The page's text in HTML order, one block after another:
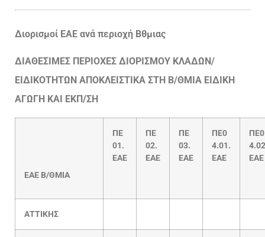
Διορισμοί ΕΑΕ ανά περιοχή Βθμιας
ΔΙΑΘΕΣΙΜΕΣ ΠΕΡΙΟΧΕΣ ΔΙΟΡΙΣΜΟΥ ΚΛΑΔΩΝ/
ΕΙΔΙΚΟΤΗΤΩΝ ΑΠΟΚΛΕΙΣΤΙΚΑ ΣΤΗ Β/ΘΜΙΑ ΕΙΔΙΚΗ
ΑΓΩΓΗ ΚΑΙ ΕΚΠ/ΣΗ
EAE B/ΘΜΙΑ
ΠΕ
01.
ΕΑΕ
ΠΕ
02.
ΕΑΕ
ΠΕ
03.
ΕΑΕ
ΠΕ0
4.01.
ΕΑΕ
ΠΕ0
ΕΑΕ
ΑΤΤΙΚΗΣ